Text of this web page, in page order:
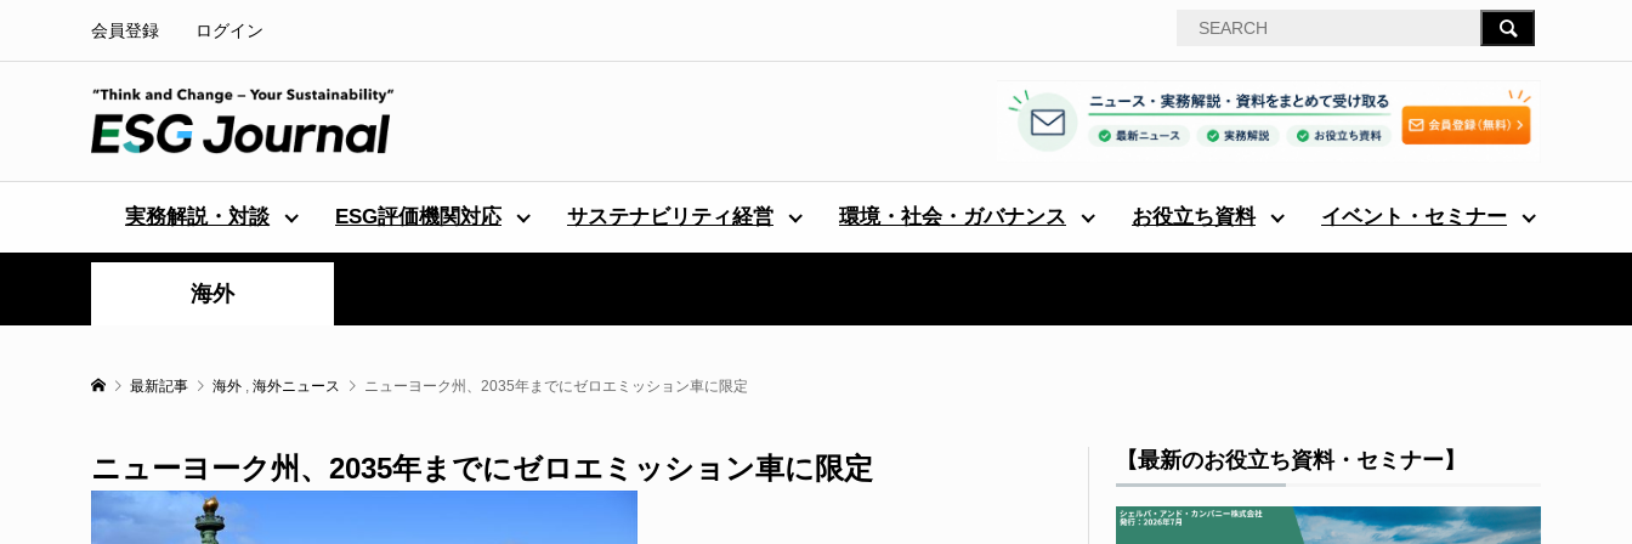
会員登録 ログイン
実務解説・対談 ESG評価機関対応 サステナビリティ経営 環境・社会・ガバナンス お役立ち資料 イベント・セミナー
海外
最新記事 海外 , 海外ニュース ニューヨーク州、2035年までにゼロエミッション車に限定
ニューヨーク州、2035年までにゼロエミッション車に限定 【最新のお役立ち資料・セミナー】